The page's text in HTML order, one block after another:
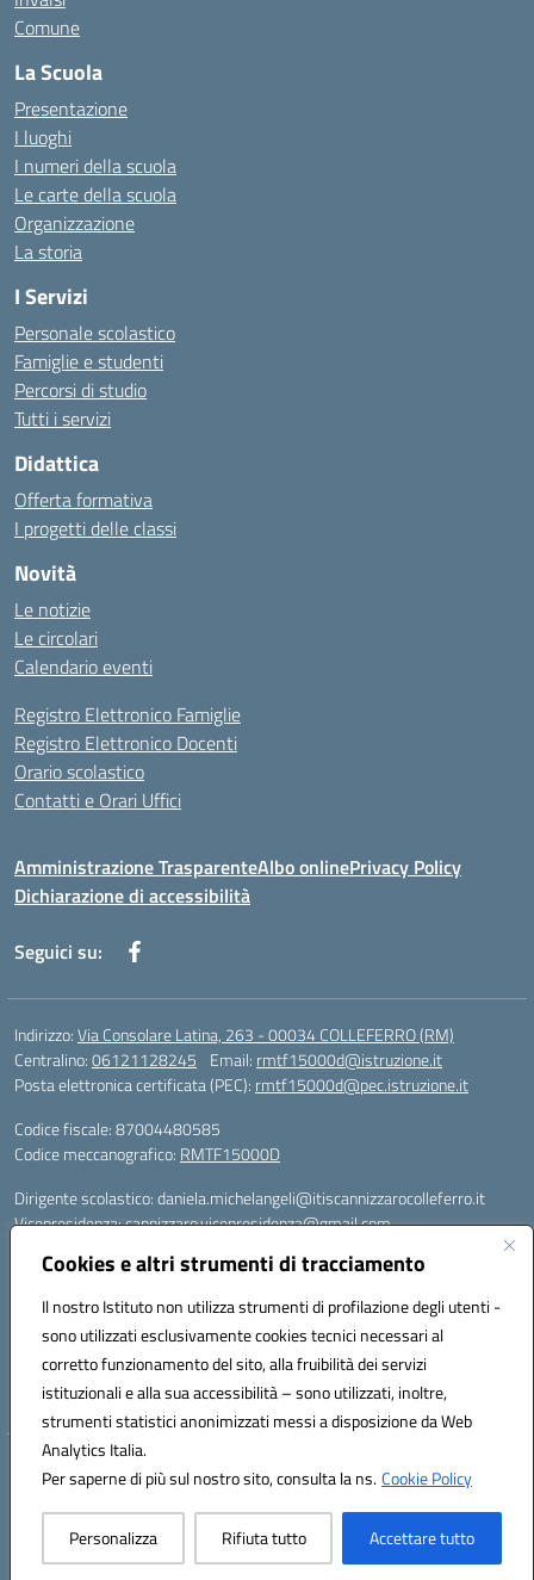
Cookies e altri strumenti di tracciamento
Il nostro Istituto non utilizza strumenti di profilazione degli utenti -
sono utilizzati esclusivamente cookies tecnici necessari al
corretto funzionamento del sito, alla fruibilità dei servizi
istituzionali e alla sua accessibilità – sono utilizzati, inoltre,
strumenti statistici anonimizzati messi a disposizione da Web
Analytics Italia.
Per saperne di più sul nostro sito, consulta la ns.Cookie Policy
Personalizza Rifiuta tutto Accettare tutto
Comune
La Scuola
Presentazione
I luoghi
I numeri della scuola
Le carte della scuola
Organizzazione
La storia
I Servizi
Personale scolastico
Famiglie e studenti
Percorsi di studio
Tutti i servizi
Didattica
Offerta formativa
I progetti delle classi
Novità
Le notizie
Le circolari
Calendario eventi
Registro Elettronico Famiglie
Registro Elettronico Docenti
Orario scolastico
Contatti e Orari Uffici
Amministrazione TrasparenteAlbo onlinePrivacy Policy
Dichiarazione di accessibilità
Seguici su:
Indirizzo:Via Consolare Latina, 263 - 00034 COLLEFERRO (RM)
Centralino:06121128245 Email: rmtf15000d@istruzione.it
Posta elettronica certificata (PEC): rmtf15000d@pec.istruzione.it
Codice fiscale: 87004480585
Codice meccanografico: RMTF15000D
Dirigente scolastico: daniela.michelangeli@itiscannizzarocolleferro.it
Vicepresidenza: cannizzaro.vicepresidenza@gmail.com
Supporto piattaforme DDI (creazione account e rigenerazione credenziali)
supporto_gsuite@itiscannizzarocolleferro.it
Microsoft Office 365 (Teams):
supporto_office365@cannizzaro.onmicrosoft.com
Hosting & Powered by 3D Solution S.r.l.
Concept & Design by Designers Italia